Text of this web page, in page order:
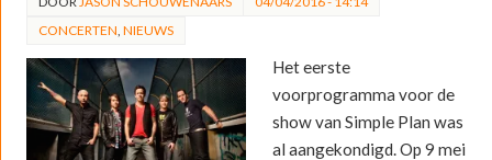
CONCERTEN NIEUWS
Het eerste
voorprogramma voor de
show van Simple Plan was
al aangekondigd. Op 9 mei